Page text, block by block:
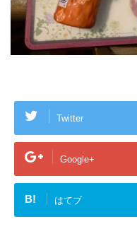
Twitter
Google+
B! はてブ